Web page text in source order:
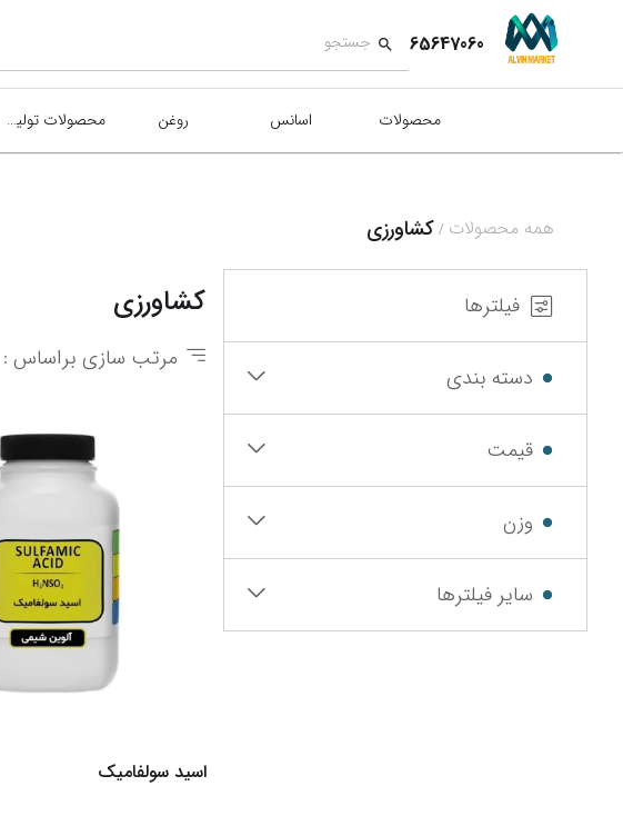
65647060
محصولات اسانس روغن محصولات تولیدی
همه محصولات / کشاورزی
فیلترها
دسته بندی
قیمت
وزن
سایر فیلترها
کشاورزی
مرتب سازی براساس :
اسید سولفامیک